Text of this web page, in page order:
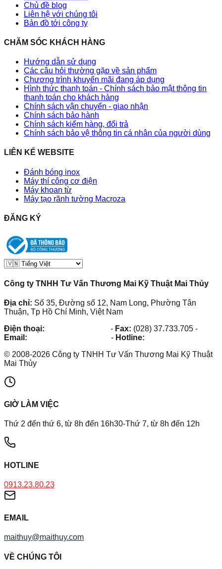
Chủ đề blog
Liên hệ với chúng tôi
Bản đồ tới công ty
CHĂM SÓC KHÁCH HÀNG
Hướng dẫn sử dụng
Các câu hỏi thường gặp về sản phẩm
Chương trình khuyến mãi đang áp dụng
Hình thức thanh toán - Chính sách bảo mật thông tin
thanh toán cho khách hàng
Chính sách vận chuyển - giao nhận
Chính sách bảo hành
Chính sách kiểm hàng, đổi trả
Chính sách bảo vệ thông tin cá nhân của người dùng
LIÊN KẾ WEBSITE
Đánh bóng inox
Máy thí công cơ điện
Máy khoan từ
Máy tạo rãnh tường Macroza
ĐĂNG KÝ
Công ty TNHH Tư Vấn Thương Mai Kỹ Thuật Mai Thủy
Địa chỉ: Số 35, Đường số 12, Nam Long, Phường Tân
Thuận, Tp Hồ Chí Minh, Việt Nam
Điện thoại:
- Fax: (028) 37.733.705 -
Email:
- Hotline:
© 2008-2026 Công ty TNHH Tư Vấn Thương Mai Kỹ Thuật
Mai Thủy
GIỜ LÀM VIỆC
Thứ 2 đến thứ 6, từ 8h đến 16h30-Thứ 7, từ 8h đến 12h
HOTLINE
0913.23.80.23
EMAIL
maithuy@maithuy.com
VỀ CHÚNG TÔI